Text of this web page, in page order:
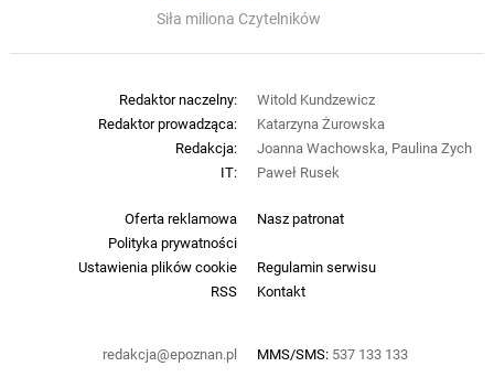
Siła miliona Czytelników
Oferta reklamowa
Nasz patronat
Polityka prywatności
Ustawienia plików cookie
Regulamin serwisu
RSS
Kontakt
redakcja@epoznan.pl MMS/SMS: 537 133 133
Redaktor naczelny:
Witold Kundzewicz
Redaktor prowadząca:
Katarzyna Żurowska
Redakcja:
Joanna Wachowska, Paulina Zych
IT:
Paweł Rusek